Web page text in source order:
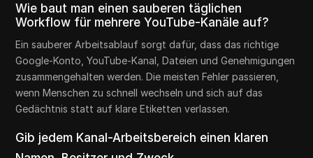
Wie baut man einen sauberen täglichen
Workflow für mehrere YouTube-Kanäle auf?
Ein sauberer Arbeitsablauf sorgt dafür, dass das richtige
Google-Konto, YouTube-Kanal, Dateien und Genehmigungen
zusammengehalten werden. Die meisten Fehler passieren,
wenn Menschen zu schnell wechseln und sich auf das
Gedächtnis statt auf klare Etiketten verlassen.
Gib jedem Kanal-Arbeitsbereich einen klaren